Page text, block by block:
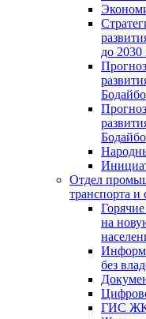
до 2030
Отдел
транспорта и
на
без
ГИС